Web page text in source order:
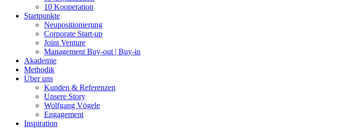
10 Kooperation
Startpunkte
Neupositionierung
Corporate Start-up
Joint Venture
Management Buy-out | Buy-in
Akademie
Methodik
Über uns
Kunden & Referenzen
Unsere Story
Wolfgang Vögele
Engagement
Inspiration